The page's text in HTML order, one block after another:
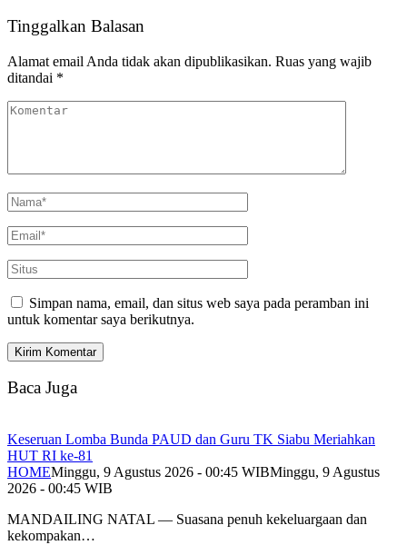
Tinggalkan Balasan
Alamat email Anda tidak akan dipublikasikan. Ruas yang wajib
ditandai *
Simpan nama, email, dan situs web saya pada peramban ini
untuk komentar saya berikutnya.
Baca Juga
Keseruan Lomba Bunda PAUD dan Guru TK Siabu Meriahkan
HUT RI ke-81
HOMEMinggu, 9 Agustus 2026 - 00:45 WIBMinggu, 9 Agustus
2026 - 00:45 WIB
MANDAILING NATAL — Suasana penuh kekeluargaan dan
kekompakan…